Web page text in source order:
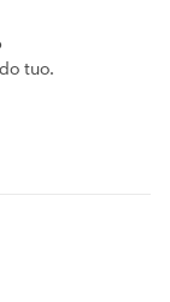
tuo.